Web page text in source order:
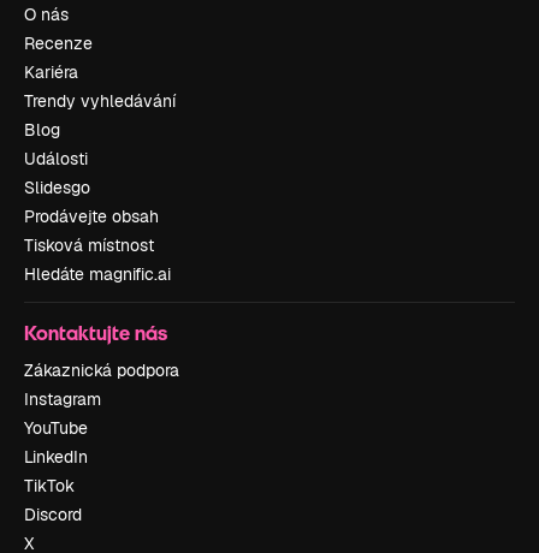
O nás
Recenze
Kariéra
Trendy vyhledávání
Blog
Události
Slidesgo
Prodávejte obsah
Tisková místnost
Hledáte magnific.ai
Kontaktujte nás
Zákaznická podpora
Instagram
YouTube
LinkedIn
TikTok
Discord
X